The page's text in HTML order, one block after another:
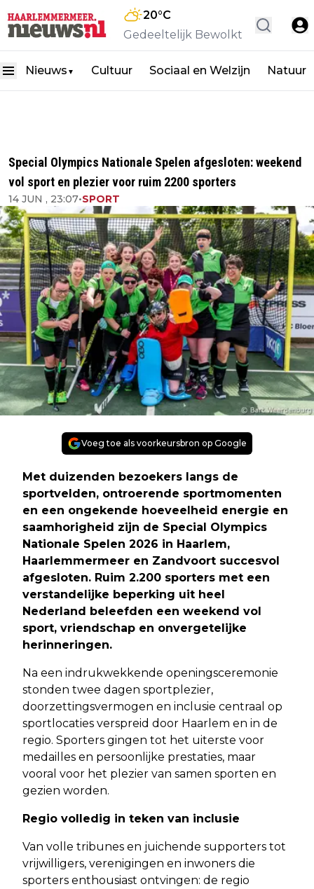
20°C
Gedeeltelijk Bewolkt
Nieuws ▼ Cultuur Sociaal en Welzijn Natuur
Special Olympics Nationale Spelen afgesloten: weekend
vol sport en plezier voor ruim 2200 sporters
14 JUN , 23:07•SPORT
Voeg toe als voorkeursbron op Google
Met duizenden bezoekers langs de
sportvelden, ontroerende sportmomenten
en een ongekende hoeveelheid energie en
saamhorigheid zijn de Special Olympics
Nationale Spelen 2026 in Haarlem,
Haarlemmermeer en Zandvoort succesvol
afgesloten. Ruim 2.200 sporters met een
verstandelijke beperking uit heel
Nederland beleefden een weekend vol
sport, vriendschap en onvergetelijke
herinneringen.
Na een indrukwekkende openingsceremonie
stonden twee dagen sportplezier,
doorzettingsvermogen en inclusie centraal op
sportlocaties verspreid door Haarlem en in de
regio. Sporters gingen tot het uiterste voor
medailles en persoonlijke prestaties, maar
vooral voor het plezier van samen sporten en
gezien worden.
Regio volledig in teken van inclusie
Van volle tribunes en juichende supporters tot
vrijwilligers, verenigingen en inwoners die
sporters enthousiast ontvingen: de regio